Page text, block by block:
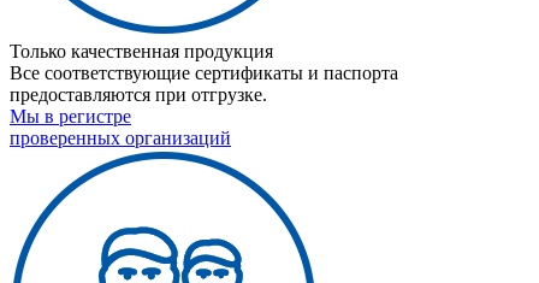
Только качественная продукция
Все соответствующие сертификаты и паспорта
предоставляются при отгрузке.
Мы в регистре
проверенных организаций